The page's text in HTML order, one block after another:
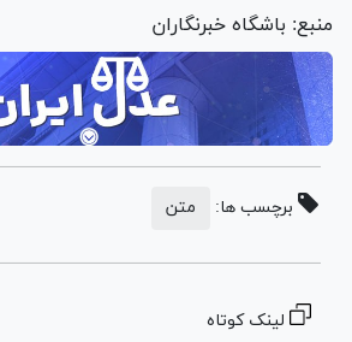
منبع: باشگاه خبرنگاران
برچسب ها: متن
لینک کوتاه